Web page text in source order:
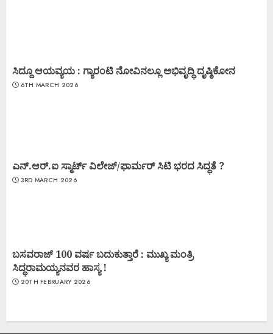
ಸಿದ್ದೂ ಆಯವ್ಯಯ : ಗ್ಯಾರಂಟಿ ನೋವಿನಲ್ಲೂ ಅಭಿವೃದ್ಧಿ ದೃಷ್ಠಿಕೋನ
6TH MARCH 2026
ಎನ್.ಆರ್.ಐ ಸ್ಮಾರ್ಟ್ ವಿಲೇಜ್/ಫಾರ್ಮರ್ ಸಿಟಿ ಭರದ ಸಿದ್ಧತೆ ?
3RD MARCH 2026
ಬಸವರಾಜ್ 100 ವರ್ಷ ಬದುಕುತ್ತಾರೆ : ಮುಖ್ಯ ಮಂತ್ರಿ
ಸಿದ್ಧರಾಮಯ್ಯನವರ ಹಾಸ್ಯ !
20TH FEBRUARY 2026